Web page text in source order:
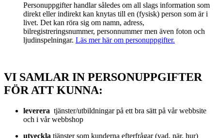
Personuppgifter handlar således om all slags information som
direkt eller indirekt kan knytas till en (fysisk) person som är i
livet. Det kan röra sig om namn, adress,
bilregistreringsnummer, personnummer men även foton och
ljudinspelningar. Läs mer här om personuppgifter.
VI SAMLAR IN PERSONUPPGIFTER
FÖR ATT KUNNA:
leverera tjänster/utbildningar på ett bra sätt på vår webbsite
och i vår webbshop
utveckla tjänster som kunderna efterfrågar (vad, när, hur)